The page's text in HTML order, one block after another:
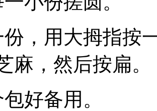
份，用大拇指按
麻，然后按扁。
好备用。